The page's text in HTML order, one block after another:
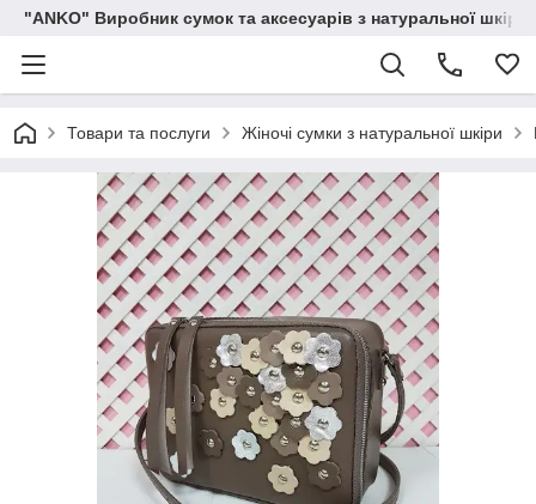
"ANKO" Виробник сумок та аксесуарів з натуральної шкіри.
Товари та послуги Жіночі сумки з натуральної шкіри